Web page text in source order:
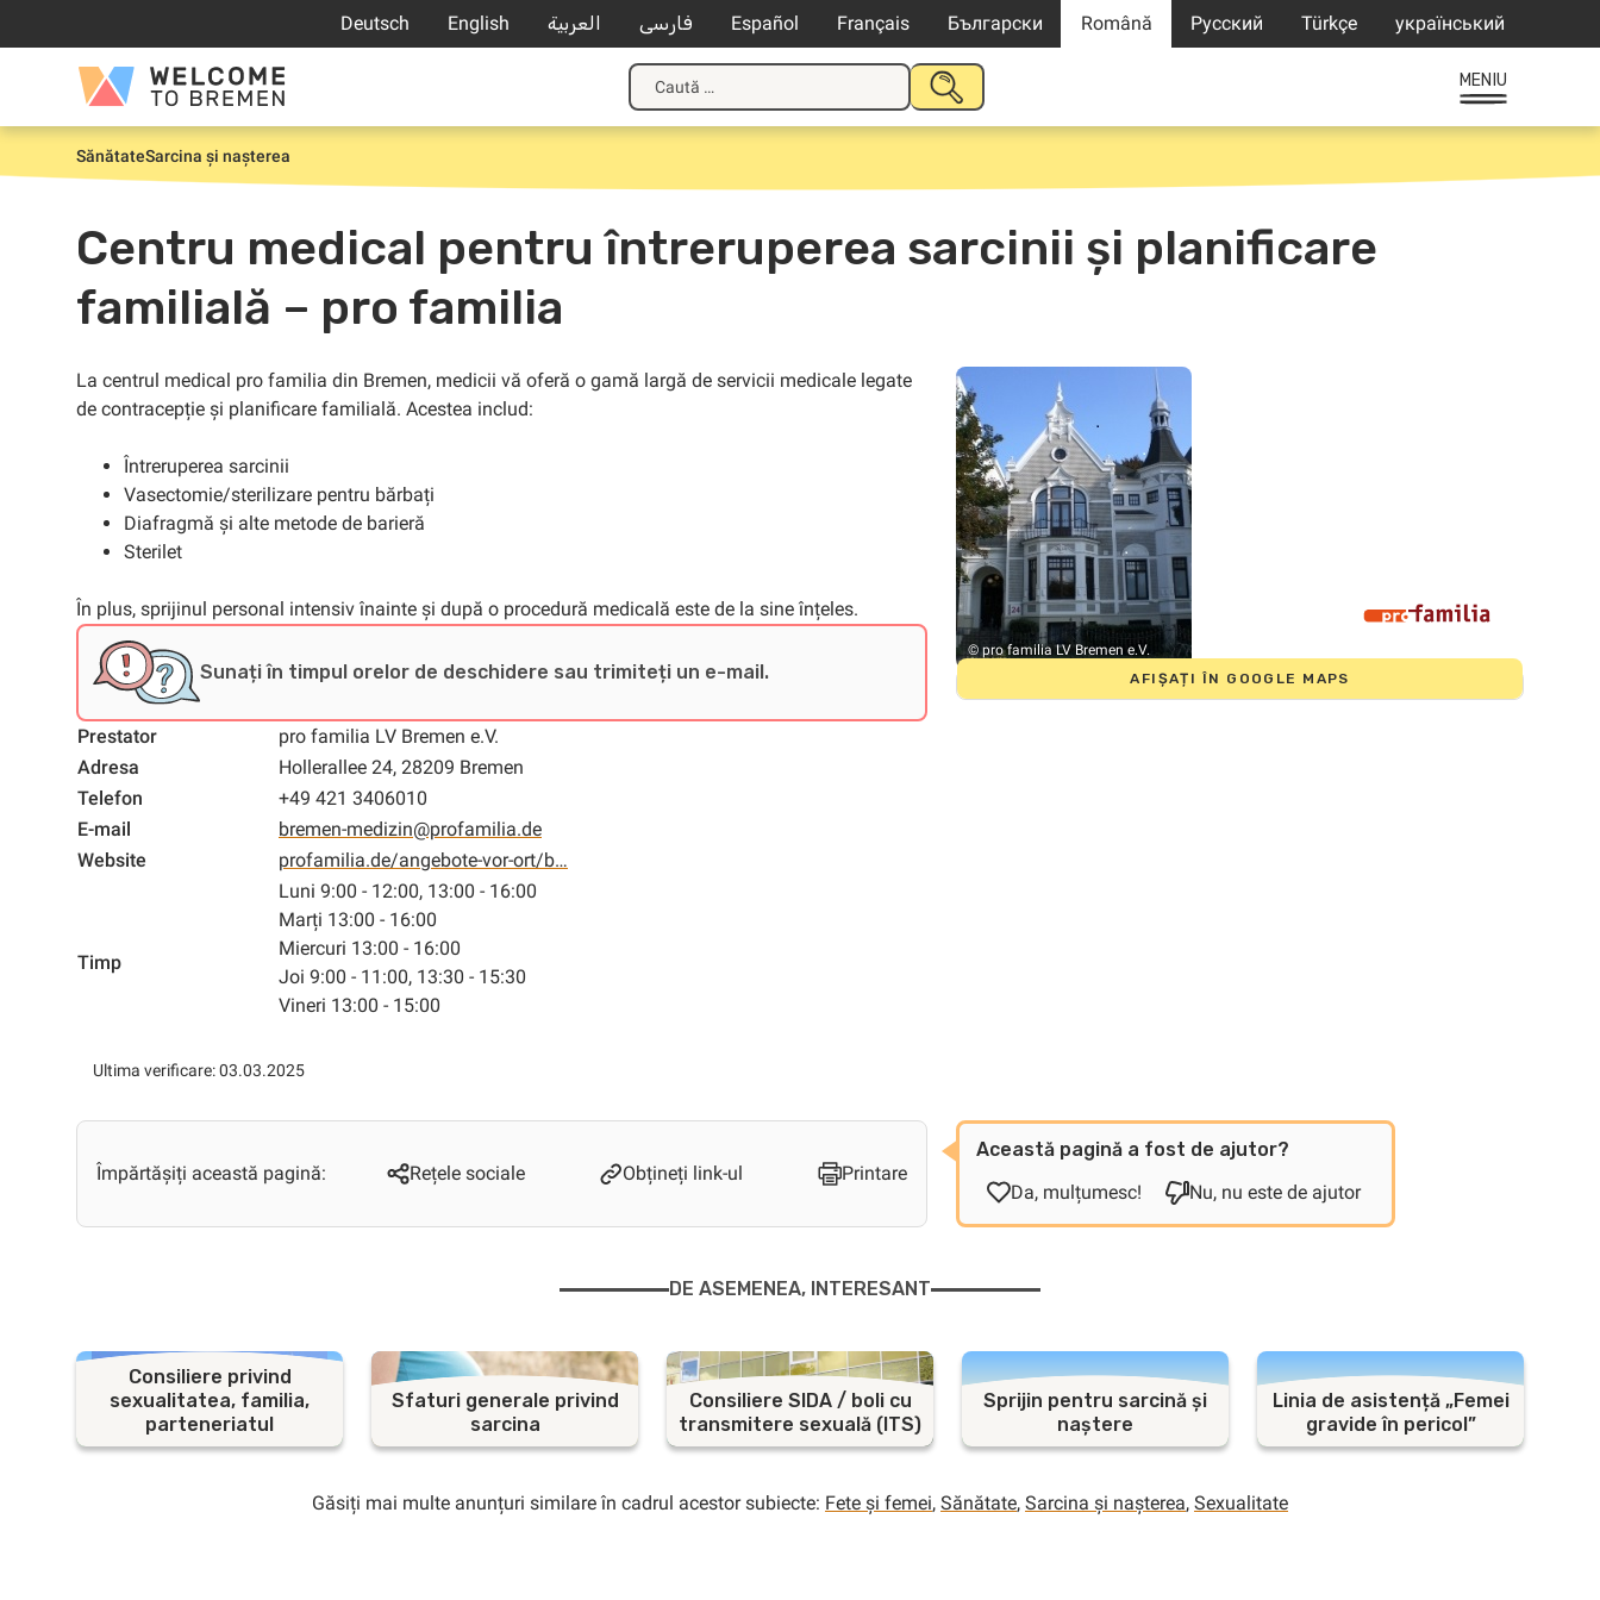
Deutsch English العربية فارسی Español Français Български Română Русский Türkçe український
Welcome
to
Bremen
Caută
după:
TRIMITE
MENIU
Prima
SănătateSarcina și nașterea
Centru medical pentru întreruperea sarcinii și planificare
familială – pro familia
La centrul medical pro familia din Bremen, medicii vă oferă o gamă largă de servicii medicale legate
de contracepție și planificare familială. Acestea includ:
Întreruperea sarcinii
Vasectomie/sterilizare pentru bărbați
Diafragmă și alte metode de barieră
Sterilet
În plus, sprijinul personal intensiv înainte și după o procedură medicală este de la sine înțeles.
Sunați în timpul orelor de deschidere sau trimiteți un e-mail.
Prestator
pro familia LV Bremen e.V.
Adresa
Hollerallee 24, 28209 Bremen
Telefon
+49 421 3406010
E-mail
bremen-medizin@profamilia.de
Website
profamilia.de/angebote-vor-ort/b…
Timp
Luni 9:00 - 12:00, 13:00 - 16:00
Marți 13:00 - 16:00
Miercuri 13:00 - 16:00
Joi 9:00 - 11:00, 13:30 - 15:30
Vineri 13:00 - 15:00
Ultima verificare: 03.03.2025
© pro familia LV Bremen e.V.
AFIȘAȚI ÎN GOOGLE MAPS
Împărtășiți această pagină: Rețele sociale Obțineți link-ul Printare
Această pagină a fost de ajutor?
Da, mulțumesc!
Nu, nu este de ajutor
DE ASEMENEA, INTERESANT
Consiliere privind
sexualitatea, familia,
parteneriatul
Sfaturi generale privind
sarcina
Consiliere SIDA / boli cu
transmitere sexuală (ITS)
Sprijin pentru sarcină și
naștere
Linia de asistență „Femei
gravide în pericol”
Găsiți mai multe anunțuri similare în cadrul acestor subiecte: Fete și femei, Sănătate, Sarcina și nașterea, Sexualitate